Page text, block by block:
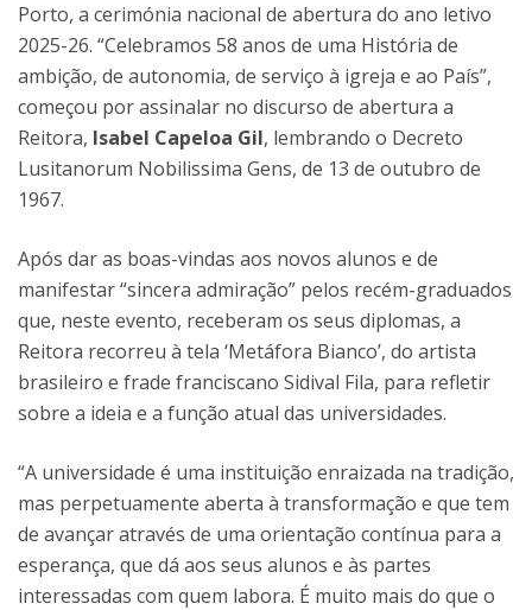
Porto, a cerimónia nacional de abertura do ano letivo
2025-26. “Celebramos 58 anos de uma História de
ambição, de autonomia, de serviço à igreja e ao País”,
começou por assinalar no discurso de abertura a
Reitora, Isabel Capeloa Gil, lembrando o Decreto
Lusitanorum Nobilissima Gens, de 13 de outubro de
1967.
Após dar as boas-vindas aos novos alunos e de
manifestar “sincera admiração” pelos recém-graduados
que, neste evento, receberam os seus diplomas, a
Reitora recorreu à tela ‘Metáfora Bianco’, do artista
brasileiro e frade franciscano Sidival Fila, para refletir
sobre a ideia e a função atual das universidades.
“A universidade é uma instituição enraizada na tradição,
mas perpetuamente aberta à transformação e que tem
de avançar através de uma orientação contínua para a
esperança, que dá aos seus alunos e às partes
interessadas com quem labora. É muito mais do que o